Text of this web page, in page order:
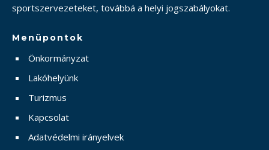
sportszervezeteket, továbbá a helyi jogszabályokat.
Menüpontok
Önkormányzat
Lakóhelyünk
Turizmus
Kapcsolat
Adatvédelmi irányelvek